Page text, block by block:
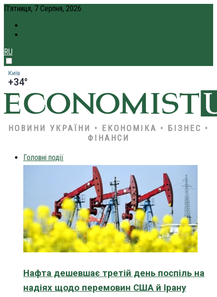
П’ятниця, 7 Серпня, 2026
RU
Київ
+34°
НОВИНИ УКРАЇНИ • ЕКОНОМІКА • БІЗНЕС •
ФІНАНСИ
Головні події
Нафта дешевшає третій день поспіль на
надіях щодо перемовин США й Ірану